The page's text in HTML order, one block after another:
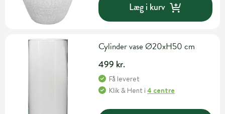
Læg i kurv
Cylinder vase Ø20xH50 cm
499 kr.
Få leveret
Klik & Hent i4 centre